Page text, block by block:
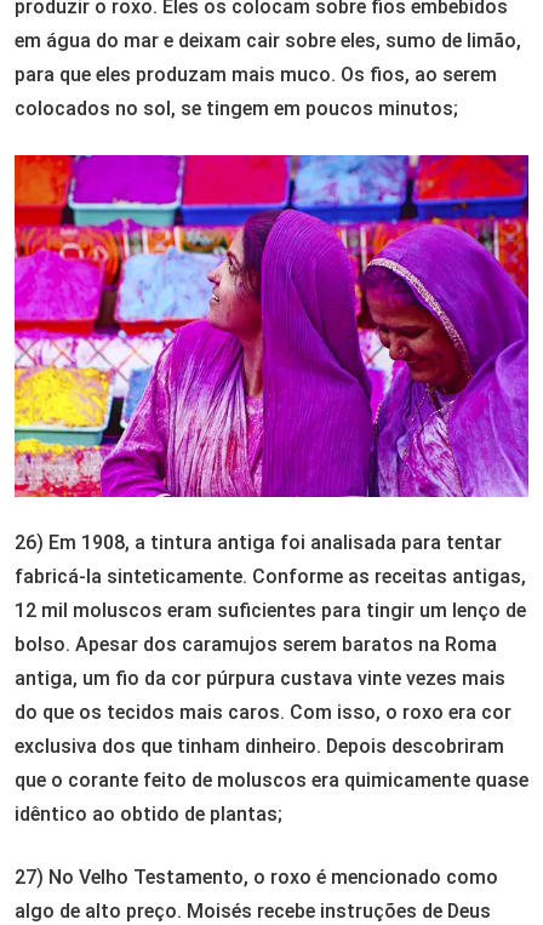
produzir o roxo. Eles os colocam sobre fios embebidos
em água do mar e deixam cair sobre eles, sumo de limão,
para que eles produzam mais muco. Os fios, ao serem
colocados no sol, se tingem em poucos minutos;
26) Em 1908, a tintura antiga foi analisada para tentar
fabricá-la sinteticamente. Conforme as receitas antigas,
12 mil moluscos eram suficientes para tingir um lenço de
bolso. Apesar dos caramujos serem baratos na Roma
antiga, um fio da cor púrpura custava vinte vezes mais
do que os tecidos mais caros. Com isso, o roxo era cor
exclusiva dos que tinham dinheiro. Depois descobriram
que o corante feito de moluscos era quimicamente quase
idêntico ao obtido de plantas;
27) No Velho Testamento, o roxo é mencionado como
algo de alto preço. Moisés recebe instruções de Deus